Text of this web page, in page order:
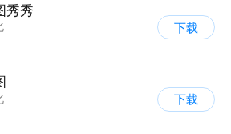
秀秀
下载
下载